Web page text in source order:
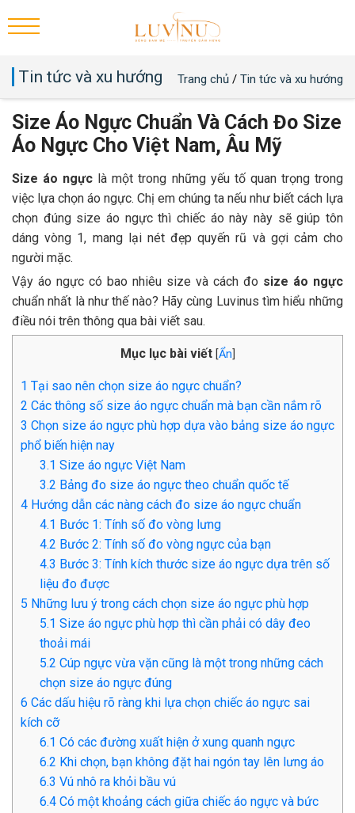
Tin tức và xu hướng Trang chủ / Tin tức và xu hướng
Size Áo Ngực Chuẩn Và Cách Đo Size
Áo Ngực Cho Việt Nam, Âu Mỹ
Size áo ngực là một trong những yếu tố quan trọng trong
việc lựa chọn áo ngực. Chị em chúng ta nếu như biết cách lựa
chọn đúng size áo ngực thì chiếc áo này này sẽ giúp tôn
dáng vòng 1, mang lại nét đẹp quyến rũ và gợi cảm cho
người mặc.
Vậy áo ngực có bao nhiêu size và cách đo size áo ngực
chuẩn nhất là như thế nào? Hãy cùng Luvinus tìm hiểu những
điều nói trên thông qua bài viết sau.
Mục lục bài viết [Ẩn
1 Tại sao nên chọn size áo ngực chuẩn?
2 Các thông số size áo ngực chuẩn mà bạn cần nắm rõ
3 Chọn size áo ngực phù hợp dựa vào bảng size áo ngực
phổ biến hiện nay
3.1 Size áo ngực Việt Nam
3.2 Bảng đo size áo ngực theo chuẩn quốc tế
4 Hướng dẫn các nàng cách đo size áo ngực chuẩn
4.1 Bước 1: Tính số đo vòng lưng
4.2 Bước 2: Tính số đo vòng ngực của bạn
4.3 Bước 3: Tính kích thước size áo ngực dựa trên số
liệu đo được
5 Những lưu ý trong cách chọn size áo ngực phù hợp
5.1 Size áo ngực phù hợp thì cần phải có dây đeo
thoải mái
5.2 Cúp ngực vừa vặn cũng là một trong những cách
chọn size áo ngực đúng
6 Các dấu hiệu rõ ràng khi lựa chọn chiếc áo ngực sai
kích cỡ
6.1 Có các đường xuất hiện ở xung quanh ngực
6.2 Khi chọn, bạn không đặt hai ngón tay lên lưng áo
6.3 Vú nhô ra khỏi bầu vú
6.4 Có một khoảng cách giữa chiếc áo ngực và bức